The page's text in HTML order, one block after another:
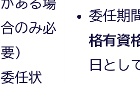
がある場
合のみ必
要)
委任状
委任期
格有資
日 とし